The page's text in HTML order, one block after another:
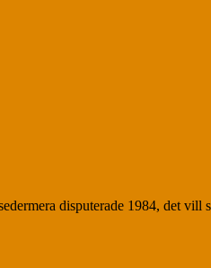
disputerade 1984, det